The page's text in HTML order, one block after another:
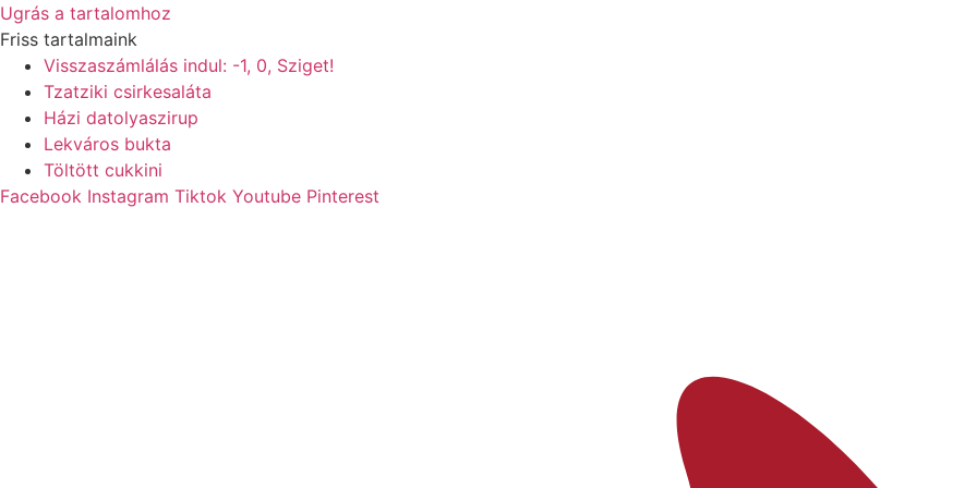
Ugrás a tartalomhoz
Friss tartalmaink
Visszaszámlálás indul: -1, 0, Sziget!
Tzatziki csirkesaláta
Házi datolyaszirup
Lekváros bukta
Töltött cukkini
Facebook Instagram Tiktok Youtube Pinterest